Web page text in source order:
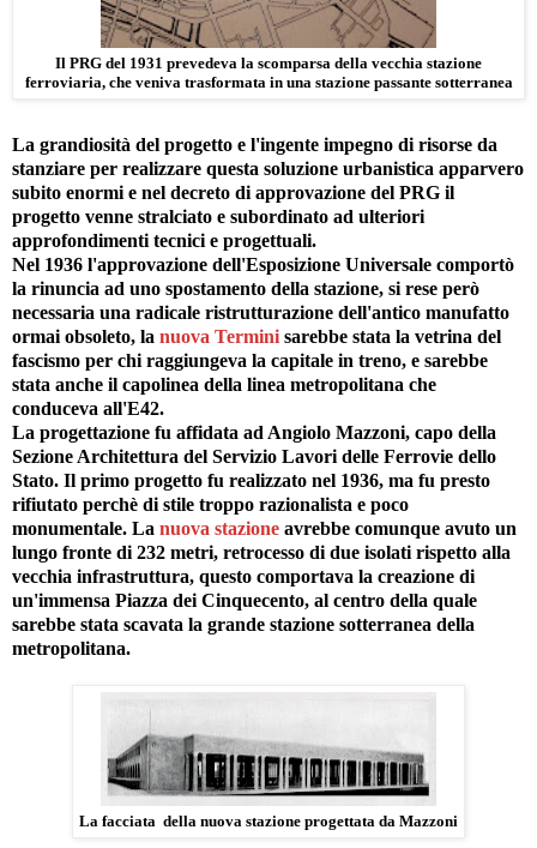
Il PRG del 1931 prevedeva la scomparsa della vecchia stazione
ferroviaria, che veniva trasformata in una stazione passante sotterranea
La grandiosità del progetto e l'ingente impegno di risorse da
stanziare per realizzare questa soluzione urbanistica apparvero
subito enormi e nel decreto di approvazione del PRG il
progetto venne stralciato e subordinato ad ulteriori
approfondimenti tecnici e progettuali.
Nel 1936 l'approvazione dell'Esposizione Universale comportò
la rinuncia ad uno spostamento della stazione, si rese però
necessaria una radicale ristrutturazione dell'antico manufatto
ormai obsoleto, la nuova Termini sarebbe stata la vetrina del
fascismo per chi raggiungeva la capitale in treno, e sarebbe
stata anche il capolinea della linea metropolitana che
conduceva all'E42.
La progettazione fu affidata ad Angiolo Mazzoni, capo della
Sezione Architettura del Servizio Lavori delle Ferrovie dello
Stato. Il primo progetto fu realizzato nel 1936, ma fu presto
rifiutato perchè di stile troppo razionalista e poco
monumentale. La nuova stazione avrebbe comunque avuto un
lungo fronte di 232 metri, retrocesso di due isolati rispetto alla
vecchia infrastruttura, questo comportava la creazione di
un'immensa Piazza dei Cinquecento, al centro della quale
sarebbe stata scavata la grande stazione sotterranea della
metropolitana.
La facciata della nuova stazione progettata da Mazzoni